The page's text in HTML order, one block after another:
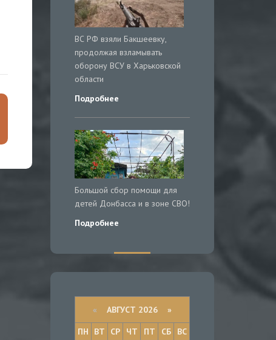
ВС РФ взяли Бакшеевку,
продолжая взламывать
оборону ВСУ в Харьковской
области
Подробнее
Большой сбор помощи для
детей Донбасса и в зоне СВО!
Подробнее
« АВГУСТ 2026 »
ПН
ВТ СР ЧТ ПТ СБ
ВС